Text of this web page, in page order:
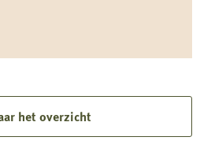
gebracht en ziet in de brede
het overzicht